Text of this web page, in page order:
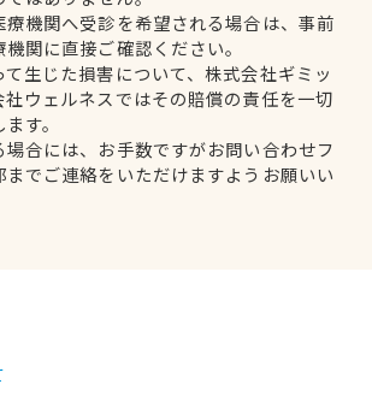
療機関へ受診を希望される場合は、事前
関に直接ご確認ください。
生じた損害について、株式会社ギミッ
ウェルネスではその賠償の責任を一切
す。
合には、お手数ですがお問い合わせフ
までご連絡をいただけますようお願いい